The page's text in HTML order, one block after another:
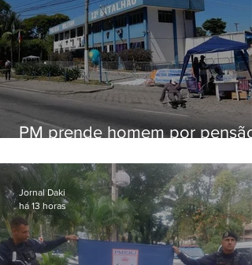
PM prende homem por pensão
Jornal Daki
há 13 horas